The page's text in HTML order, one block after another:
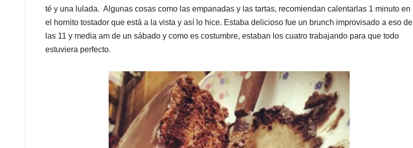
té y una lulada. Algunas cosas como las empanadas y las tartas, recomiendan calentarlas 1 minuto en
el hornito tostador que está a la vista y así lo hice. Estaba delicioso fue un brunch improvisado a eso de
las 11 y media am de un sábado y como es costumbre, estaban los cuatro trabajando para que todo
estuviera perfecto.